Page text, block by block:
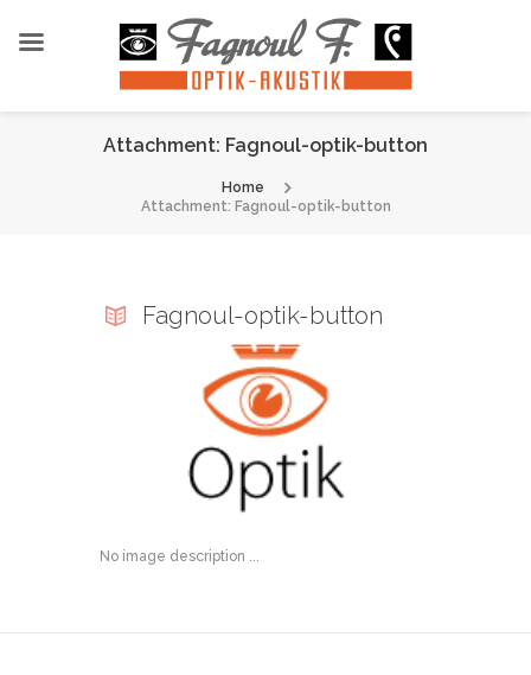
Attachment: Fagnoul-optik-button
Home
Attachment: Fagnoul-optik-button
Fagnoul-optik-button
No image description ...